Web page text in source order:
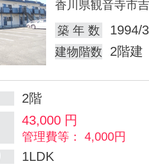
香川県観音寺市
築 年 数
1994/
建物階数 2階建
2階
43,000 円
管理費等： 4,000円
1LDK